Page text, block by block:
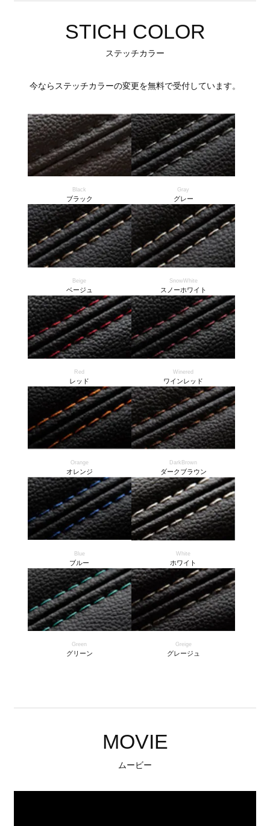
STICH COLOR
ステッチカラー
今ならステッチカラーの変更を無料で受付しています。
Black
ブラック
Gray
グレー
Beige
ベージュ
SnowWhite
スノーホワイト
Red
レッド
Winered
ワインレッド
Orange
オレンジ
DarkBrown
ダークブラウン
Blue
ブルー
White
ホワイト
Green
グリーン
Greige
グレージュ
MOVIE
ムービー